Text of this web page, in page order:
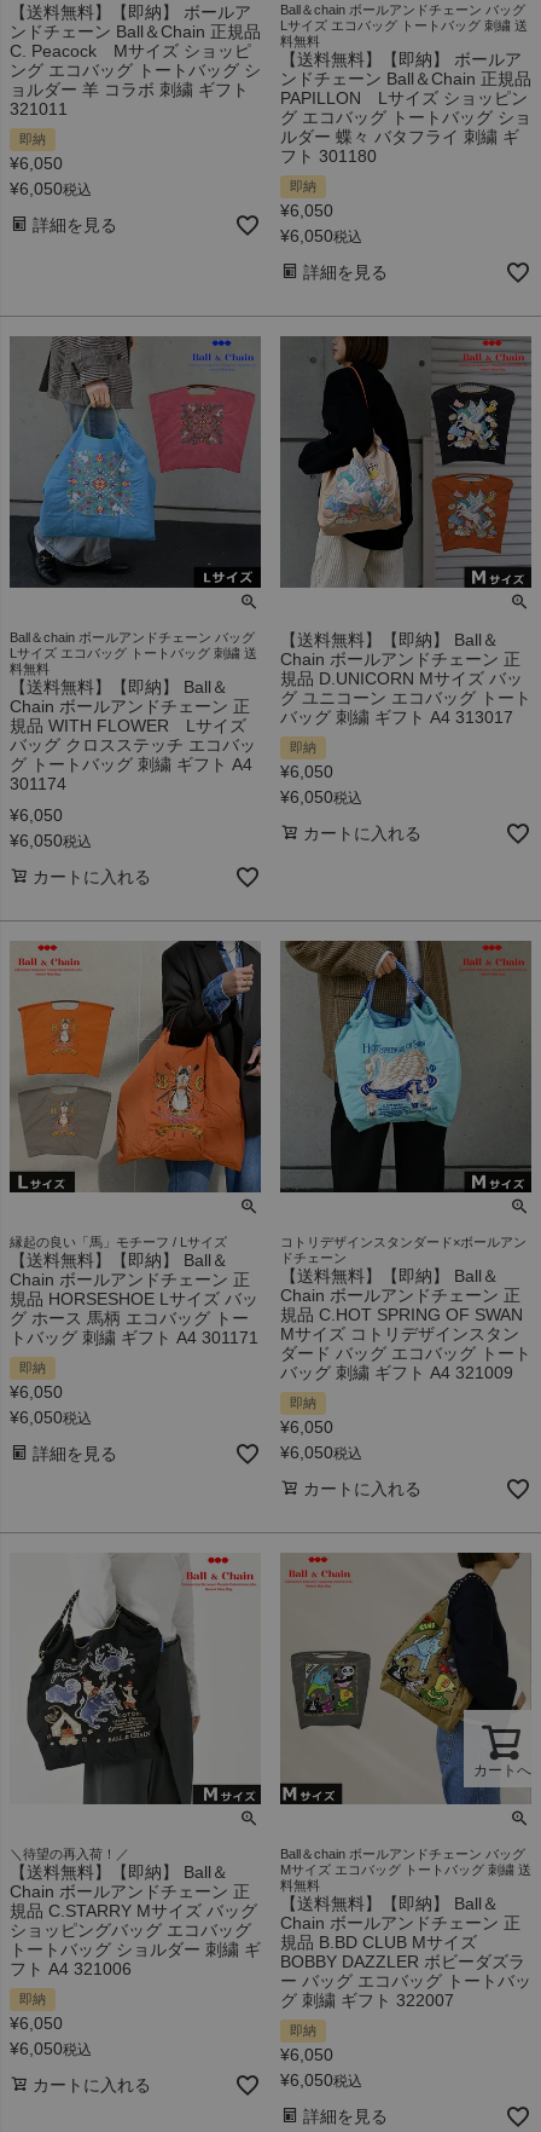
【送料無料】【即納】 ボールア
ンドチェーン Ball＆Chain 正規品
C. Peacock Mサイズ ショッピ
ング エコバッグ トートバッグ シ
ョルダー 羊 コラボ 刺繍 ギフト
321011
即納
¥6,050
¥6,050税込
詳細を見る
Ball＆chain ボールアンドチェーン バッグ
Lサイズ エコバッグ トートバッグ 刺繍 送
料無料
【送料無料】【即納】 ボールア
ンドチェーン Ball＆Chain 正規品
PAPILLON Lサイズ ショッピン
グ エコバッグ トートバッグ ショ
ルダー 蝶々 バタフライ 刺繍 ギ
フト 301180
即納
¥6,050
¥6,050税込
詳細を見る
Ball＆chain ボールアンドチェーン バッグ
Lサイズ エコバッグ トートバッグ 刺繍 送
料無料
【送料無料】【即納】 Ball＆
Chain ボールアンドチェーン 正
規品 WITH FLOWER Lサイズ
バッグ クロスステッチ エコバッ
グ トートバッグ 刺繍 ギフト A4
301174
¥6,050
¥6,050税込
カートに入れる
【送料無料】【即納】 Ball＆
Chain ボールアンドチェーン 正
規品 D.UNICORN Mサイズ バッ
グ ユニコーン エコバッグ トート
バッグ 刺繍 ギフト A4 313017
即納
¥6,050
¥6,050税込
カートに入れる
縁起の良い「馬」モチーフ / Lサイズ
【送料無料】【即納】 Ball＆
Chain ボールアンドチェーン 正
規品 HORSESHOE Lサイズ バッ
グ ホース 馬柄 エコバッグ トー
トバッグ 刺繍 ギフト A4 301171
即納
¥6,050
¥6,050税込
詳細を見る
コトリデザインスタンダード×ボールアン
ドチェーン
【送料無料】【即納】 Ball＆
Chain ボールアンドチェーン 正
規品 C.HOT SPRING OF SWAN
Mサイズ コトリデザインスタン
ダード バッグ エコバッグ トート
バッグ 刺繍 ギフト A4 321009
即納
¥6,050
¥6,050税込
カートに入れる
＼待望の再入荷！／
【送料無料】【即納】 Ball＆
Chain ボールアンドチェーン 正
規品 C.STARRY Mサイズ バッグ
ショッピングバッグ エコバッグ
トートバッグ ショルダー 刺繍 ギ
フト A4 321006
即納
¥6,050
¥6,050税込
カートに入れる
Ball＆chain ボールアンドチェーン バッグ
Mサイズ エコバッグ トートバッグ 刺繍 送
料無料
【送料無料】【即納】 Ball＆
Chain ボールアンドチェーン 正
規品 B.BD CLUB Mサイズ
BOBBY DAZZLER ボビーダズラ
ー バッグ エコバッグ トートバッ
グ 刺繍 ギフト 322007
即納
¥6,050
¥6,050税込
詳細を見る
カートへ